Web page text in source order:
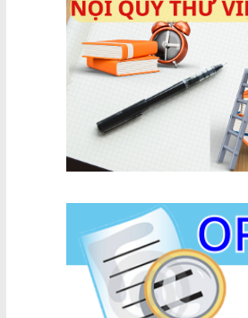
Thuận
với biến đổi
khí hậu
trong kỷ
nguyên mới:
Cơ hội ,
thách thức
và quan
điểm, giải
pháp của